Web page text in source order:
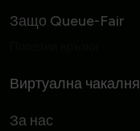
Защо Queue-Fair
Виртуална чакалня
За нас